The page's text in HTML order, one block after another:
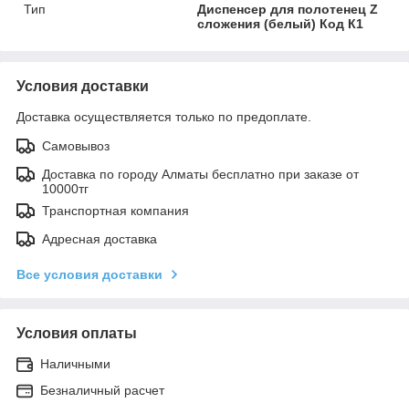
Тип
Диспенсер для полотенец Z
сложения (белый) Код К1
Условия доставки
Доставка осуществляется только по предоплате.
Самовывоз
Доставка по городу Алматы бесплатно при заказе от
10000тг
Транспортная компания
Адресная доставка
Все условия доставки
Условия оплаты
Наличными
Безналичный расчет